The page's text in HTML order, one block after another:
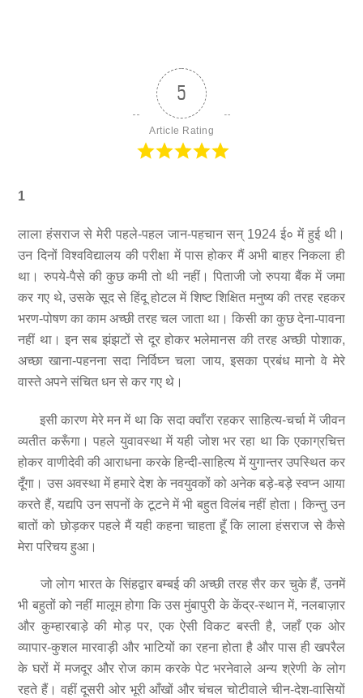
5
Article Rating
1
लाला हंसराज से मेरी पहले-पहल जान-पहचान सन् 1924 ई० में हुई थी।
उन दिनों विश्वविद्यालय की परीक्षा में पास होकर मैं अभी बाहर निकला ही
था। रुपये-पैसे की कुछ कमी तो थी नहीं। पिताजी जो रुपया बैंक में जमा
कर गए थे, उसके सूद से हिंदू होटल में शिष्ट शिक्षित मनुष्य की तरह रहकर
भरण-पोषण का काम अच्छी तरह चल जाता था। किसी का कुछ देना-पावना
नहीं था। इन सब झंझटों से दूर होकर भलेमानस की तरह अच्छी पोशाक,
अच्छा खाना-पहनना सदा निर्विघ्न चला जाय, इसका प्रबंध मानो वे मेरे
वास्ते अपने संचित धन से कर गए थे।
इसी कारण मेरे मन में था कि सदा क्वाँरा रहकर साहित्य-चर्चा में जीवन
व्यतीत करूँगा। पहले युवावस्था में यही जोश भर रहा था कि एकाग्रचित्त
होकर वाणीदेवी की आराधना करके हिन्दी-साहित्य में युगान्तर उपस्थित कर
दूँगा। उस अवस्था में हमारे देश के नवयुवकों को अनेक बड़े-बड़े स्वप्न आया
करते हैं, यद्यपि उन सपनों के टूटने में भी बहुत विलंब नहीं होता। किन्तु उन
बातों को छोड़कर पहले मैं यही कहना चाहता हूँ कि लाला हंसराज से कैसे
मेरा परिचय हुआ।
जो लोग भारत के सिंहद्वार बम्बई की अच्छी तरह सैर कर चुके हैं, उनमें
भी बहुतों को नहीं मालूम होगा कि उस मुंबापुरी के केंद्र-स्थान में, नलबाज़ार
और कुम्हारबाड़े की मोड़ पर, एक ऐसी विकट बस्ती है, जहाँ एक ओर
व्यापार-कुशल मारवाड़ी और भाटियों का रहना होता है और पास ही खपरैल
के घरों में मजदूर और रोज काम करके पेट भरनेवाले अन्य श्रेणी के लोग
रहते हैं। वहीं दूसरी ओर भूरी आँखों और चंचल चोटीवाले चीन-देश-वासियों